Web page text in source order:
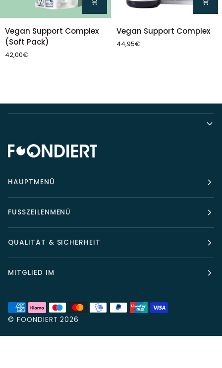
Vegan
Support
Complex
(Soft
Vegan Support Complex
(Soft Pack)
42,00€
Vegan
Support
Complex
Vegan Support Complex
44,95€
HAUPTMENÜ
FUSSZEILENMENÜ
QUALITÄT & SICHERHEIT
MITGLIED IM
© FOONDIERT 2026